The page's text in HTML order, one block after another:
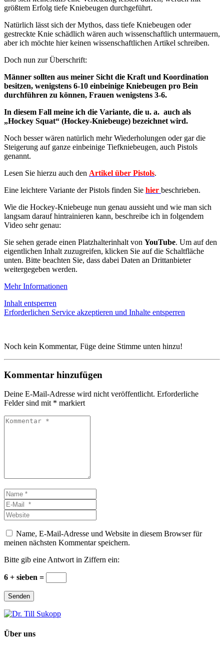
größtem Erfolg tiefe Kniebeugen durchgeführt.
Natürlich lässt sich der Mythos, dass tiefe Kniebeugen oder
gestreckte Knie schädlich wären auch wissenschaftlich untermauern,
aber ich möchte hier keinen wissenschaftlichen Artikel schreiben.
Doch nun zur Überschrift:
Männer sollten aus meiner Sicht die Kraft und Koordination
besitzen, wenigstens 6-10 einbeinige Kniebeugen pro Bein
durchführen zu können, Frauen wenigstens 3-6.
In diesem Fall meine ich die Variante, die u. a. auch als
„Hockey Squat“ (Hockey-Kniebeuge) bezeichnet wird.
Noch besser wären natürlich mehr Wiederholungen oder gar die
Steigerung auf ganze einbeinige Tiefkniebeugen, auch Pistols
genannt.
Lesen Sie hierzu auch den Artikel über Pistols.
Eine leichtere Variante der Pistols finden Sie hier beschrieben.
Wie die Hockey-Kniebeuge nun genau aussieht und wie man sich
langsam darauf hintrainieren kann, beschreibe ich in folgendem
Video sehr genau:
Sie sehen gerade einen Platzhalterinhalt von YouTube. Um auf den
eigentlichen Inhalt zuzugreifen, klicken Sie auf die Schaltfläche
unten. Bitte beachten Sie, dass dabei Daten an Drittanbieter
weitergegeben werden.
Mehr Informationen
Inhalt entsperren
Erforderlichen Service akzeptieren und Inhalte entsperren
Noch kein Kommentar, Füge deine Stimme unten hinzu!
Kommentar hinzufügen
Deine E-Mail-Adresse wird nicht veröffentlicht. Erforderliche
Felder sind mit * markiert
Kommentar
Name
*E-
Mail
*
Website
Name, E-Mail-Adresse und Website in diesem Browser für
meinen nächsten Kommentar speichern.
Bitte gib eine Antwort in Ziffern ein:
6 + sieben =
Senden
Über uns